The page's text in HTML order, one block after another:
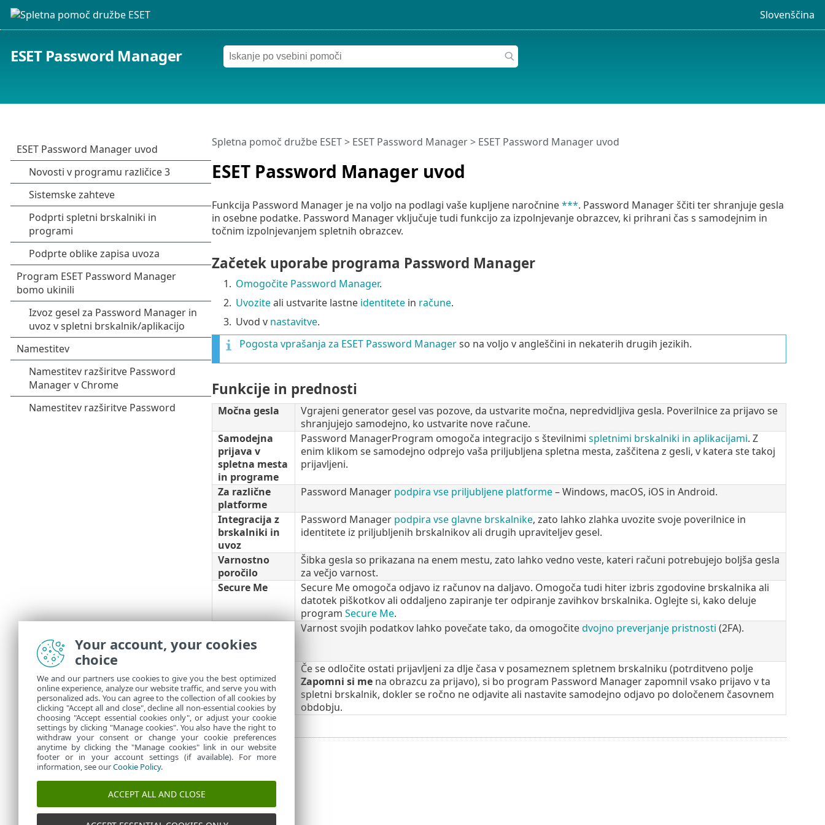
Slovenščina
ESET Password Manager
ESET Password Manager uvod
Spletna pomoč družbe ESET> ESET Password Manager> ESET Password Manager uvod
Funkcija Password Manager je na voljo na podlagi vaše kupljene naročnine***. Password Manager ščiti ter shranjuje gesla
in osebne podatke. Password Manager vključuje tudi funkcijo za izpolnjevanje obrazcev, ki prihrani čas s samodejnim in
točnim izpolnjevanjem spletnih obrazcev.
Začetek uporabe programa Password Manager
1. Omogočite Password Manager.
2. Uvoziteali ustvarite lastne identitetein račune.
3. Uvod v nastavitve.
Pogosta vprašanja za ESET Password Managerso na voljo v angleščini in nekaterih drugih jezikih.
Funkcije in prednosti
Močna gesla
Vgrajeni generator gesel vas pozove, da ustvarite močna, nepredvidljiva gesla. Poverilnice za prijavo se
shranjujejo samodejno, ko ustvarite nove račune.
Samodejna
prijava v
spletna mesta
in programe
Password ManagerProgram omogoča integracijo s številnimi spletnimi brskalniki in aplikacijami. Z
enim klikom se samodejno odprejo vaša priljubljena spletna mesta, zaščitena z gesli, v katera ste takoj
prijavljeni.
Za različne
platforme
Password Managerpodpira vse priljubljene platforme– Windows, macOS, iOS in Android.
Integracija z
brskalniki in
uvoz
Password Managerpodpira vse glavne brskalnike, zato lahko zlahka uvozite svoje poverilnice in
identitete iz priljubljenih brskalnikov ali drugih upraviteljev gesel.
Varnostno
poročilo
Šibka gesla so prikazana na enem mestu, zato lahko vedno veste, kateri računi potrebujejo boljša gesla
za večjo varnost.
Secure Me
Secure Me omogoča odjavo iz računov na daljavo. Omogoča tudi hiter izbris zgodovine brskalnika ali
datotek piškotkov ali oddaljeno zapiranje ter odpiranje zavihkov brskalnika. Oglejte si, kako deluje
program Secure Me.
preverjanje
pristnosti
Varnost svojih podatkov lahko povečate tako, da omogočitedvojno preverjanje pristnosti (2FA).
prijava
Če se odločite ostati prijavljeni za dlje časa v posameznem spletnem brskalniku (potrditveno polje
Zapomni si mena obrazcu za prijavo), si bo program Password Manager zapomnil vsako prijavo v ta
spletni brskalnik, dokler se ročno ne odjavite ali nastavite samodejno odjavo po določenem časovnem
obdobju.
Your account, your cookies
choice
We and our partners use cookies to give you the best optimized
online experience, analyze our website traffic, and serve you with
personalized ads. You can agree to the collection of all cookies by
clicking "Accept all and close", decline all non-essential cookies by
choosing "Accept essential cookies only", or adjust your cookie
settings by clicking "Manage cookies". You also have the right to
withdraw your consent or change your cookie preferences
anytime by clicking the "Manage cookies" link in our website
footer or in your account settings (if available). For more
information, see ourCookie Policy.
ACCEPT ALL AND CLOSE